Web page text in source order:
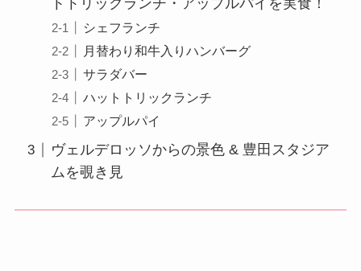
トトリックランチ・アップルパイを実食！
シェフランチ
月替わり和牛入りハンバーグ
サラダバー
ハットトリックランチ
アップルパイ
ヴェルデロッソからの景色 & 豊田スタジア
ムを覗き見